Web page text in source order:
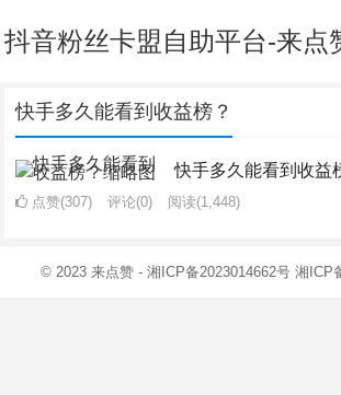
抖音粉丝卡盟自助平台-来点
快手多久能看到收益榜？
快手多久能看到收益
点赞(307) 评论(0) 阅读(1,448)
© 2023 来点赞 - 湘ICP备2023014662号 湘ICP